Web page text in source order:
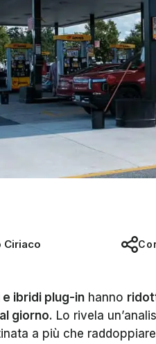
Ciriaco
ibridi plug-in hanno
giorno. Lo rivela
a più che